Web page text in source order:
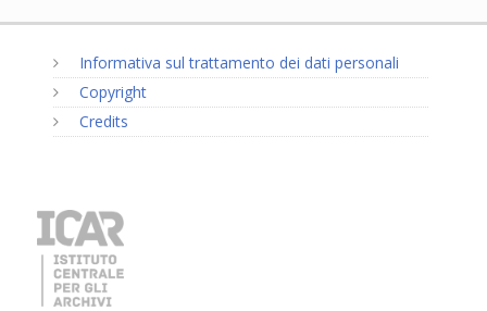
Informativa sul trattamento dei dati personali
Copyright
Credits